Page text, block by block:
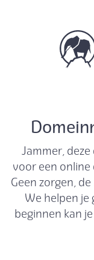
Jammer,
voor een online
Geen zorgen,
We helpen je
beginnen kan